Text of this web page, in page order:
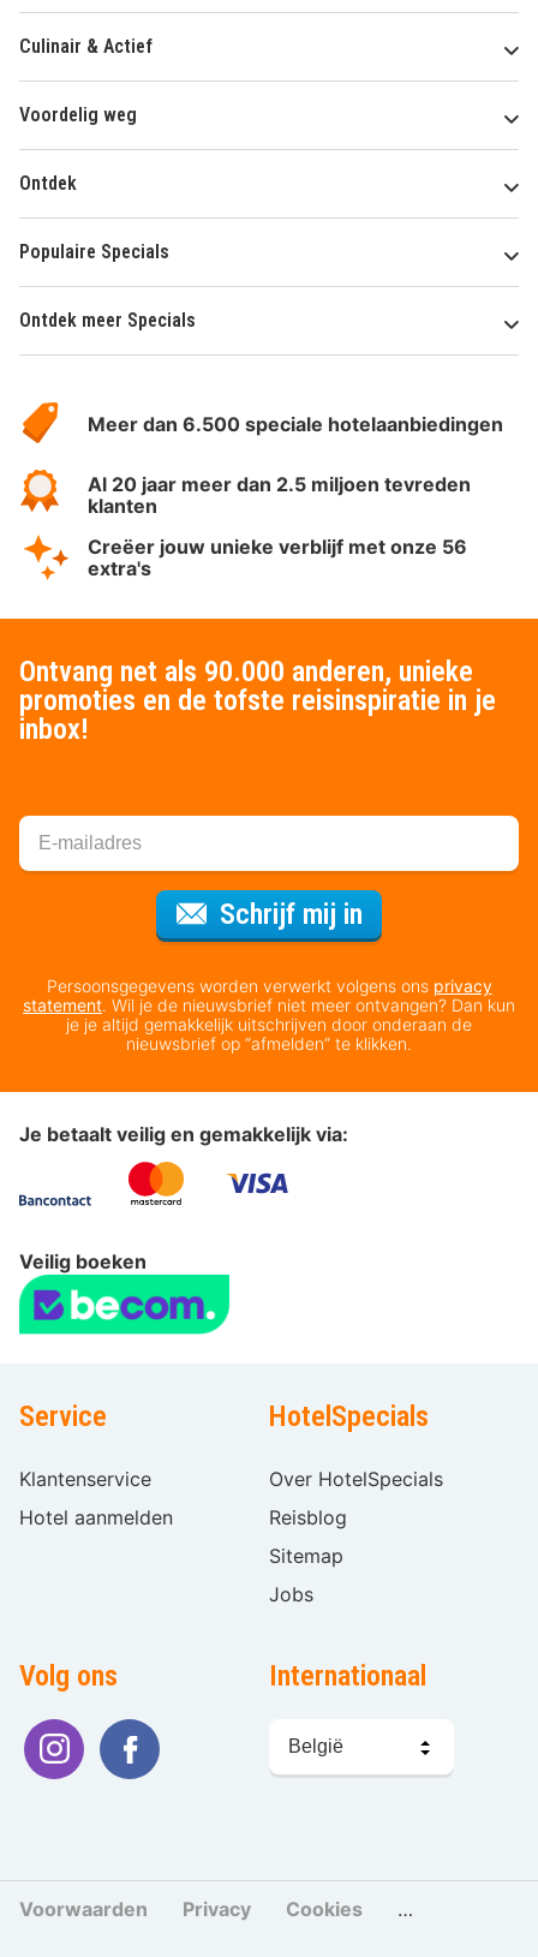
Culinair & Actief
Voordelig weg
Ontdek
Populaire Specials
Ontdek meer Specials
HotelSpecials
Meer dan 6.500 speciale hotelaanbiedingen
Al 20 jaar meer dan 2.5 miljoen tevreden
klanten
Creëer jouw unieke verblijf met onze 56
extra's
Ontvang net als 90.000 anderen, unieke
promoties en de tofste reisinspiratie in je
inbox!
Schrijf mij in
Persoonsgegevens worden verwerkt volgens ons privacy
statement. Wil je de nieuwsbrief niet meer ontvangen? Dan kun
je je altijd gemakkelijk uitschrijven door onderaan de
nieuwsbrief op “afmelden” te klikken.
Je betaalt veilig en gemakkelijk via:
Veilig boeken
Service
Klantenservice
Hotel aanmelden
HotelSpecials
Over HotelSpecials
Reisblog
Sitemap
Jobs
Volg ons Internationaal
kiezen
Voorwaarden Privacy Cookies Cookies